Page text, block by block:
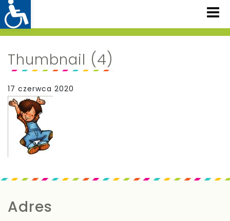
Thumbnail (4)
17 czerwca 2020
Adres